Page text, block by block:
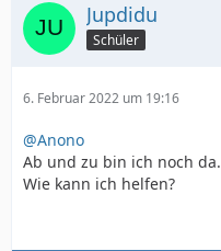
Jupdidu
Schüler
6. Februar 2022 um 19:16
@Anono
Ab und zu bin ich noch da.
Wie kann ich helfen?